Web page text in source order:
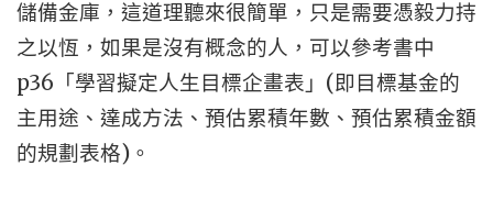
儲備金庫，這道理聽來很簡單，只是需要憑毅力持
之以恆，如果是沒有概念的人，可以參考書中
p36 「學習擬定人生目標企畫表」 ( 即目標基金的
主用途、達成方法、預估累積年數、預估累積金額
的規劃表格) 。